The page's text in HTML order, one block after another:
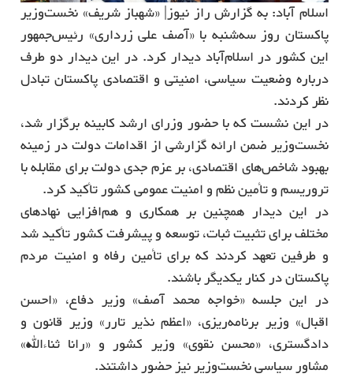
اسلام آباد: به گزارش راز نیوز| «شهباز شریف» نخست‌وزیر
پاکستان روز سه‌شنبه با «آصف علی زرداری» رئیس‌جمهور
این کشور در اسلام‌آباد دیدار کرد. در این دیدار دو طرف
درباره وضعیت سیاسی، امنیتی و اقتصادی پاکستان تبادل
نظر کردند.
در این نشست که با حضور وزرای ارشد کابینه برگزار شد،
نخست‌وزیر ضمن ارائه گزارشی از اقدامات دولت در زمینه
بهبود شاخص‌های اقتصادی، بر عزم جدی دولت برای مقابله با
تروریسم و تأمین نظم و امنیت عمومی کشور تأکید کرد.
در این دیدار همچنین بر همکاری و هم‌افزایی نهادهای
مختلف برای تثبیت ثبات، توسعه و پیشرفت کشور تأکید شد
و طرفین تعهد کردند که برای تأمین رفاه و امنیت مردم
پاکستان در کنار یکدیگر باشند.
در این جلسه «خواجه محمد آصف» وزیر دفاع، «احسن
اقبال» وزیر برنامه‌ریزی، «اعظم نذیر تارر» وزیر قانون و
دادگستری، «محسن نقوی» وزیر کشور و «رانا ثناءالله»
مشاور سیاسی نخست‌وزیر نیز حضور داشتند.